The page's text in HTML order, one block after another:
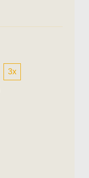
3x